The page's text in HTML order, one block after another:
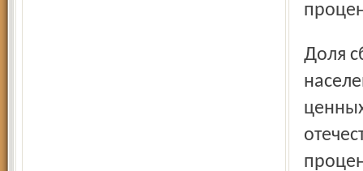
Доля сберегаемых денежные средств, используемых